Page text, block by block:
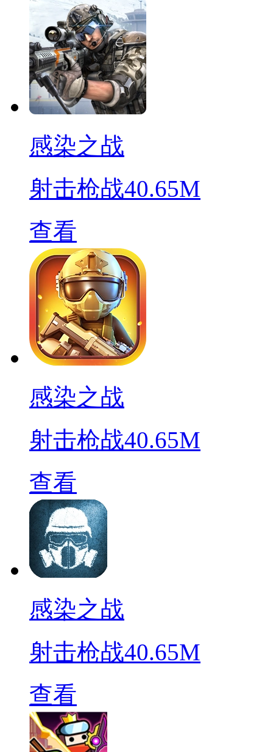
感染之战
射击枪战40.65M
查看
感染之战
射击枪战40.65M
查看
感染之战
射击枪战40.65M
查看